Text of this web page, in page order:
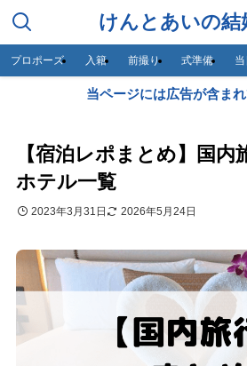
けんとあいの結
プロポーズ 入籍 前撮り 式準備
当ページには広告が含まれ
【宿泊レポまとめ】国内
ホテル一覧
2023年3月31日 2026年5月24日